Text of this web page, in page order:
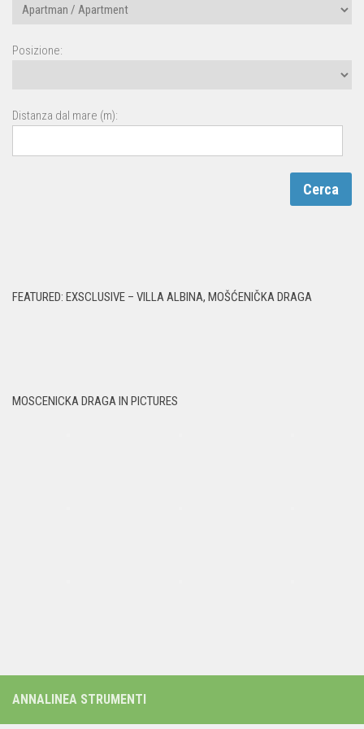
Posizione:
Distanza dal mare (m):
FEATURED: EXSCLUSIVE – VILLA ALBINA, MOŠĆENIČKA DRAGA
MOSCENICKA DRAGA IN PICTURES
ANNALINEA STRUMENTI